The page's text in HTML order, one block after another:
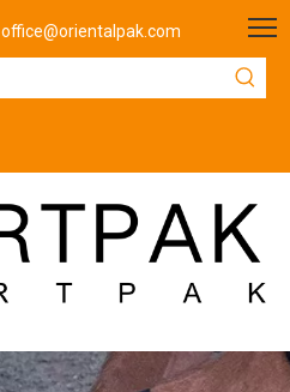
office@orientalpak.com